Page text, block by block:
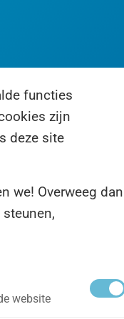
war gehaald met
een exacte
augustus
aan hebben. De
goudgele
functies
zijn
deze site
we! Overweeg dan
website